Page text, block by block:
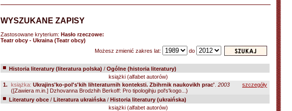
WYSZUKANE ZAPISY
Zastosowane kryterium: Hasło rzeczowe:
Teatr obcy - Ukraina (Teatr obcy)
Możesz zmienić zakres lat:
do
Historia literatury (literatura polska) / Ogólne (historia literatury)
książki (alfabet autorów)
1. książka: Ukrajins'ko-pol's'kih lihteraturnih konteksti. Zbihrnik naukovikh prac' 2003
([Zawiera m.in.] Dzhovanna Brodzhih Berkoff: Pro tipologihju pol's'kogo...)
szczegóły
Literatury obce / Literatura ukraińska / Historia literatury (ukraińska)
książki (alfabet autorów)